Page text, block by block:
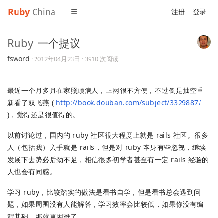
Ruby China 注册 登录
Ruby 一个提议
fsword ·2012年04月23日 · 3910 次阅读
最近一个月多月在家照顾病人，上网很不方便，不过倒是抽空重
新看了双飞燕 ( http://book.douban.com/subject/3329887/
)，觉得还是很值得的。
以前讨论过，国内的 ruby 社区很大程度上就是 rails 社区。很多
人（包括我）入手就是 rails，但是对 ruby 本身有些忽视，继续
发展下去势必后劲不足，相信很多初学者甚至有一定 rails 经验的
人也会有同感。
学习 ruby，比较踏实的做法是看书自学，但是看书总会遇到问
题，如果周围没有人能解答，学习效率会比较低，如果你没有编
程基础，那就更困难了。